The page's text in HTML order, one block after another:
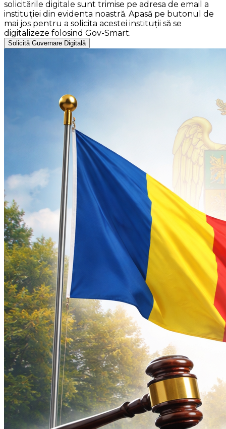
solicitările digitale sunt trimise pe adresa de email a
instituției din evidenta noastră. Apasă pe butonul de
mai jos pentru a solicita acestei instituții să se
digitalizeze folosind Gov-Smart.
Solicită Guvernare Digitală